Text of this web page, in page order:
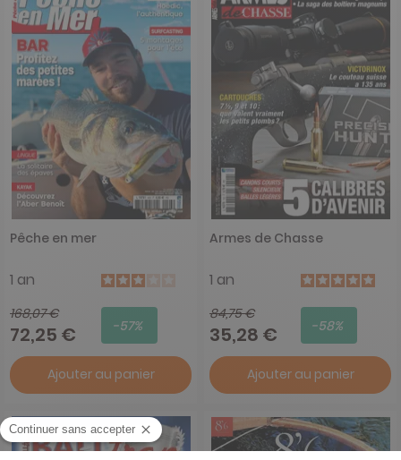
Pêche en mer
1 an
168,07 €
72,25 € -57%
Ajouter au panier
Armes de Chasse
1 an
84,75 €
35,28 € -58%
Ajouter au panier